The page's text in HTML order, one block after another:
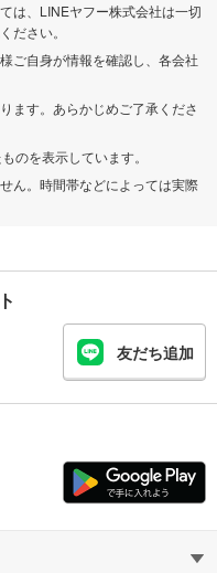
は、LINEヤフー株式会社は一切
ださい。
ご自身が情報を確認し、各会社
ます。あらかじめご了承くださ
のを表示しています。
ん。時間帯などによっては実際
友だち追加